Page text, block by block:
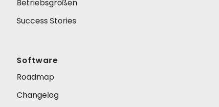
Betriebsgrößen
Success Stories
Software
Roadmap
Changelog